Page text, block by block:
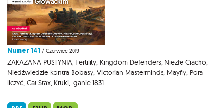
Numer 141 / Czerwiec 2019
ZAKAZANA PUSTYNIA, Fertility, Kingdom Defenders, Niezłe Ciacho,
Niedźwiedzie kontra Bobasy, Victorian Masterminds, Mayfly, Pora
liczyć, Cat Stax, Kruki, Iganie 1831